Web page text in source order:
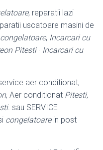
, reparatii lazi
uscatoare masini de
congelatoare, Incarcari cu
Pitesti· Incarcari cu
aer conditionat,
, Aer conditionat Pitesti,
. sau SERVICE
congelatoarein post